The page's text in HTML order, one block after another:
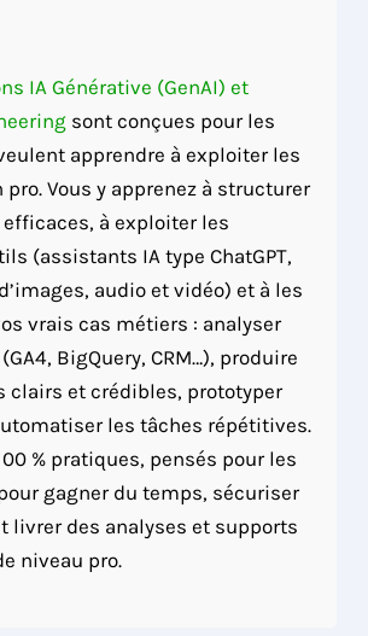
IA Générative (GenAI) et
sont conçues pour les
apprendre à exploiter les
pro. Vous y apprenez à structurer
à exploiter les
(assistants IA type ChatGPT,
audio et vidéo) et à les
vrais cas métiers : analyser
BigQuery, CRM…), produire
clairs et crédibles, prototyper
les tâches répétitives.
% pratiques, pensés pour les
gagner du temps, sécuriser
livrer des analyses et supports
niveau pro.